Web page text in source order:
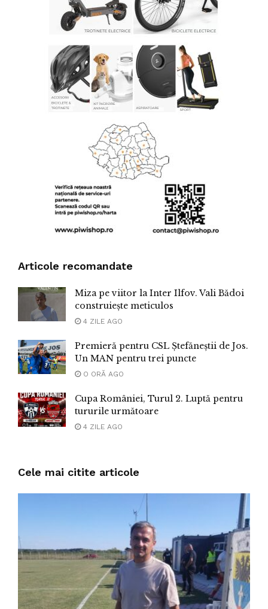
Articole recomandate
Miza pe viitor la Inter Ilfov. Vali Bădoi
construiește meticulos
4 ZILE AGO
Premieră pentru CSL Ștefăneștii de Jos.
Un MAN pentru trei puncte
O ORĂ AGO
Cupa României, Turul 2. Luptă pentru
tururile următoare
4 ZILE AGO
Cele mai citite articole